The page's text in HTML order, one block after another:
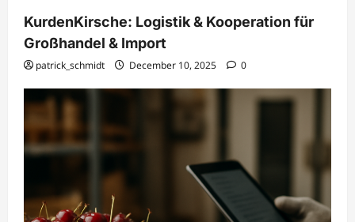
KurdenKirsche: Logistik & Kooperation für
Großhandel & Import
patrick_schmidt December 10, 2025 0